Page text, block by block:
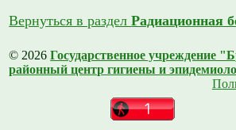
Вернуться в разделРадиационная
© 2026Государственное учреждение
районный центр гигиены и